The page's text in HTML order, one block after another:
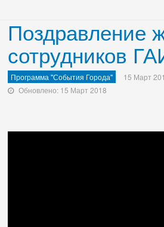
Поздравление
сотрудников
Программа "События Города" 15 Март
Обновлено: 15 Март 2018